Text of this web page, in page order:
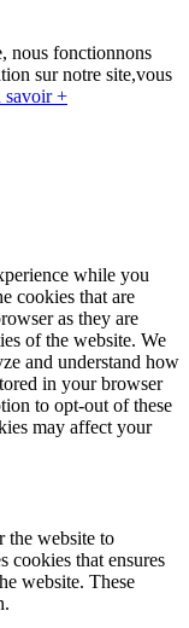
nous fonctionnons
sur notre site,vous
savoir +
while you
cookies that are
as they are
of the website. We
and understand how
in your browser
to opt-out of these
may affect your
the website to
cookies that ensures
website. These